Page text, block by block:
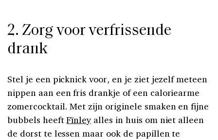
2. Zorg voor verfrissende
drank
Stel je een picknick voor, en je ziet jezelf meteen
nippen aan een fris drankje of een caloriearme
zomercocktail. Met zijn originele smaken en fijne
bubbels heeftFïnleyalles in huis om niet alleen
de dorst te lessen maar ook de papillen te